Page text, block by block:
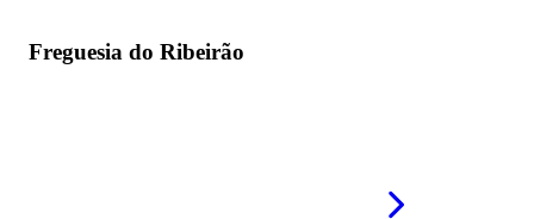
Freguesia do Ribeirão